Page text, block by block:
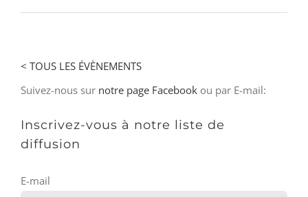
< TOUS LES ÉVÈNEMENTS
Suivez-nous sur notre page Facebook ou par E-mail:
Inscrivez-vous à notre liste de
diffusion
E-mail